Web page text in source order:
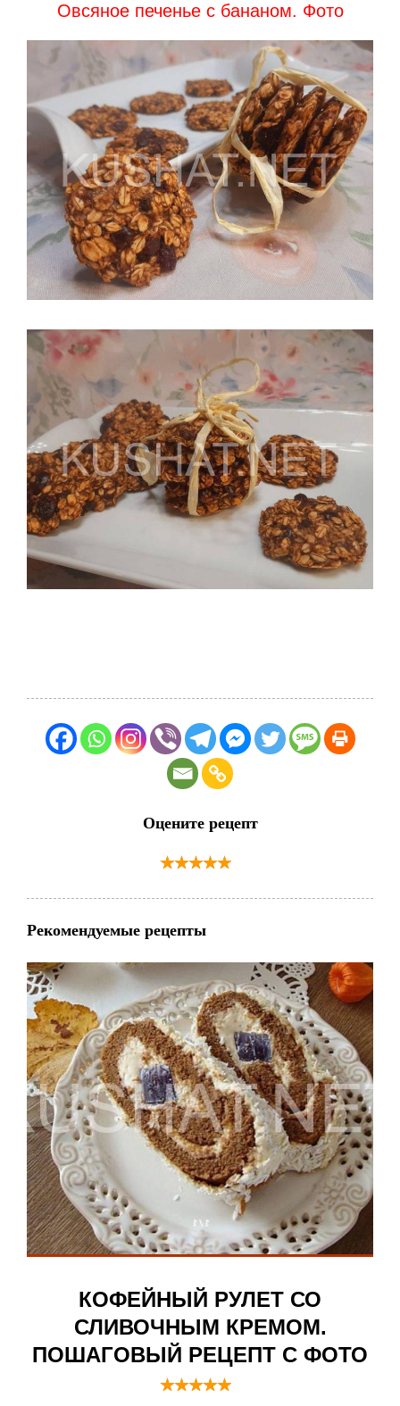
Овсяное печенье с бананом. Фото
Оцените рецепт
Рекомендуемые рецепты
КОФЕЙНЫЙ РУЛЕТ СО
СЛИВОЧНЫМ КРЕМОМ.
ПОШАГОВЫЙ РЕЦЕПТ С ФОТО